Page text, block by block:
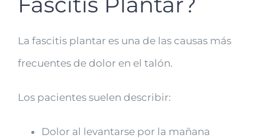
La fascitis plantar es una de las causas más
frecuentes de dolor en el talón.
Los pacientes suelen describir:
Dolor al levantarse por la mañana